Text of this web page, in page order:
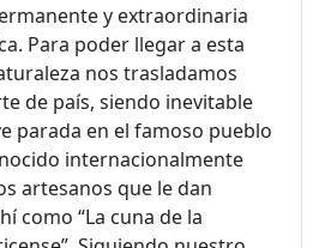
y extraordinaria
Para poder llegar a esta
nos trasladamos
de país, siendo inevitable
parada en el famoso pueblo
internacionalmente
artesanos que le dan
como “La cuna de la